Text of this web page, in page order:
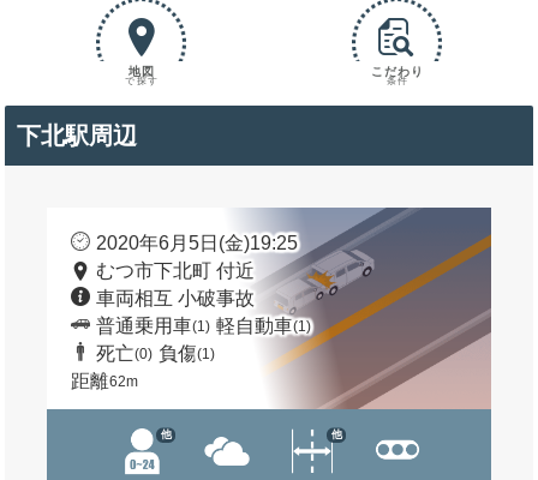
地図
で探す
こだわり
条件
下北駅周辺
2020年6月5日(金)19:25
むつ市下北町 付近
車両相互 小破事故
普通乗用車(1) 軽自動車(1)
死亡(0) 負傷(1)
距離62m
他 他